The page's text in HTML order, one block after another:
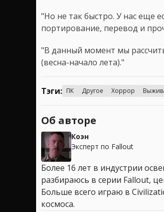
"Но не так быстро. У нас еще
портирование, перевод и
"В данный момент мы
(весна-начало лета)."
Тэги: ПК Другое Хоррор
Об авторе
Коэн
Эксперт по Fallout
Более 16 лет в индустрии
разбираюсь в серии Fallout,
Больше всего играю в
космоса.